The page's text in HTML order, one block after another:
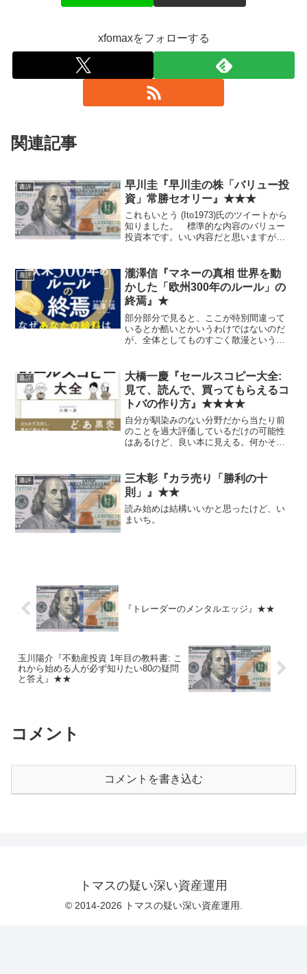
xfomaxをフォローする
関連記事
書評
早川圭『早川圭の株「バリュー投
資」常勝セオリー』★★★
これもいとう (Ito1973)氏のツイートから
知りました。 標準的な内容のバリュー
投資本です。いい内容だと思いますが、
書評
瀧澤信『マネーの真相 世界を動
かした「欧州300年のルール」の
終焉』★
部分部分で見ると、ここが特別間違って
いるとか酷いとかいうわけではないのだ
が、全体としてものすごく散漫というか
は行き当たりばったりにそれっぽいもの
をコピペしてきたみたいな...
書評
大橋一慶『セールスコピー大全:
見て、読んで、買ってもらえるコ
トバの作り方』★★★★
自分が馴染みのない分野だから当たり前
のことを過大評価しているだけの可能性
はあるけど、良い本に見える。何かそれ
思う。
書評
三木彰『カラ売り「勝利の十
則」』★★
読み始めは結構いいかと思ったけど、い
まいち。
『トレーダーのメンタルエッジ』★★
玉川陽介『不動産投資 1年目の教科書: こ
れから始める人が必ず知りたい80の疑問
と答え』★★
コメント
コメントを書き込む
トマスの疑い深い資産運用
© 2014-2026 トマスの疑い深い資産運用.